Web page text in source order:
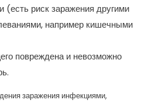
риск заражения другими
например кишечными
повреждена и невозможно
заражения инфекциями,